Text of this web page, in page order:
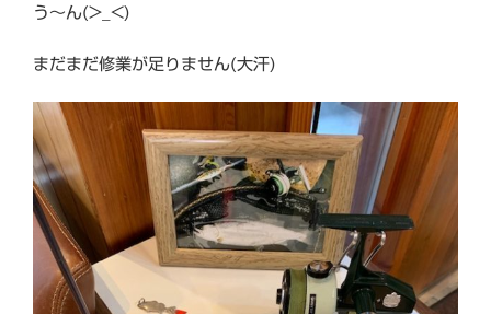
う〜ん(>_<)
まだまだ修業が足りません(大汗)